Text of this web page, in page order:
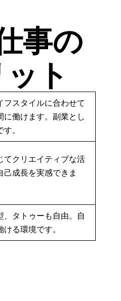
事の
ト
フスタイルに合わせて
に働けます。副業とし
。
てクリエイティブな活
己成長を実感できま
、タトゥーも自由。自
る環境です。